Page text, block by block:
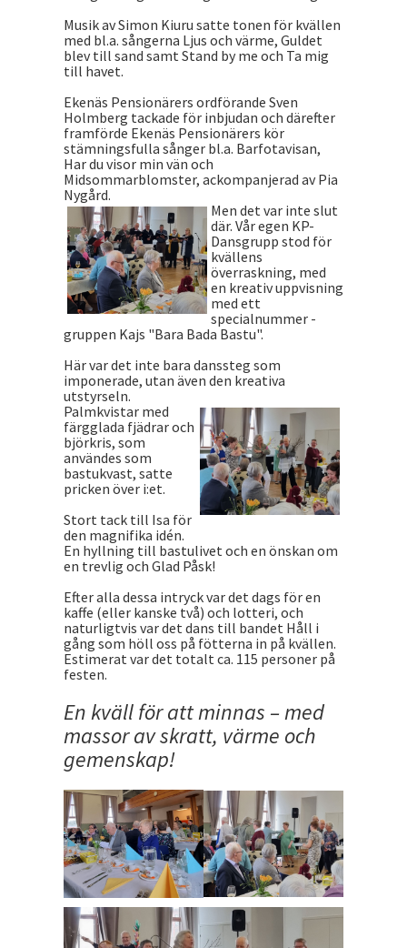
Musik av Simon Kiuru satte tonen för kvällen
med bl.a. sångerna Ljus och värme, Guldet
blev till sand samt Stand by me och Ta mig
till havet.
Ekenäs Pensionärers ordförande Sven
Holmberg tackade för inbjudan och därefter
framförde Ekenäs Pensionärers kör
stämningsfulla sånger bl.a. Barfotavisan,
Har du visor min vän och
Midsommarblomster, ackompanjerad av Pia
Nygård.
Men det var inte slut
där. Vår egen KP-
Dansgrupp stod för
kvällens
överraskning, med
en kreativ uppvisning
med ett
specialnummer -
gruppen Kajs "Bara Bada Bastu".
Här var det inte bara danssteg som
imponerade, utan även den kreativa
utstyrseln.
Palmkvistar med
färgglada fjädrar och
björkris, som
användes som
bastukvast, satte
pricken över i:et.
Stort tack till Isa för
den magnifika idén.
En hyllning till bastulivet och en önskan om
en trevlig och Glad Påsk!
Efter alla dessa intryck var det dags för en
kaffe (eller kanske två) och lotteri, och
naturligtvis var det dans till bandet Håll i
gång som höll oss på fötterna in på kvällen.
Estimerat var det totalt ca. 115 personer på
festen.
En kväll för att minnas – med
massor av skratt, värme och
gemenskap!